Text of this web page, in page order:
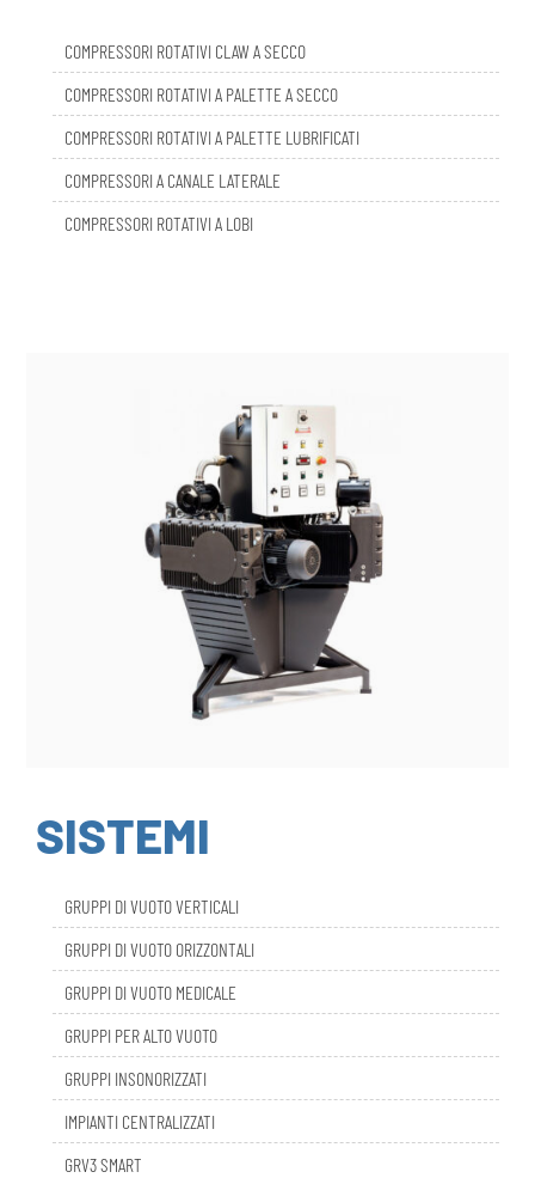
COMPRESSORI ROTATIVI A PALETTE A SECCO
COMPRESSORI ROTATIVI A PALETTE LUBRIFICATI
COMPRESSORI A CANALE LATERALE
COMPRESSORI ROTATIVI A LOBI
SISTEMI
GRUPPI DI VUOTO ORIZZONTALI
GRUPPI DI VUOTO MEDICALE
GRUPPI PER ALTO VUOTO
GRUPPI INSONORIZZATI
IMPIANTI CENTRALIZZATI
GRV3 SMART